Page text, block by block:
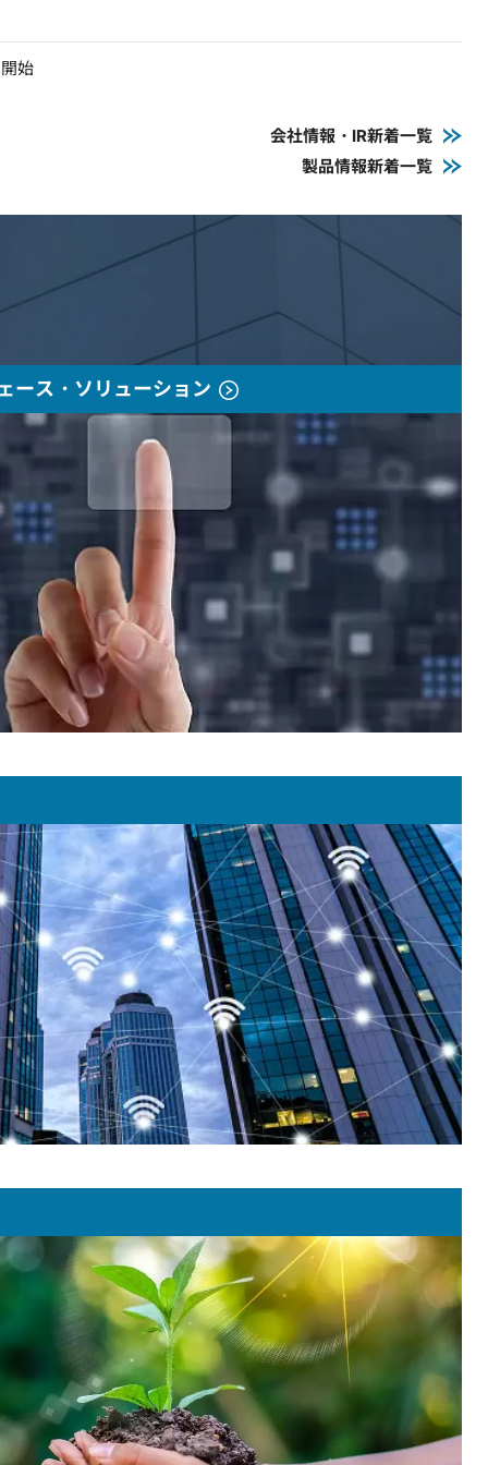
始
会社情報・IR新着一覧
製品情報新着一覧
ース・ソリューション